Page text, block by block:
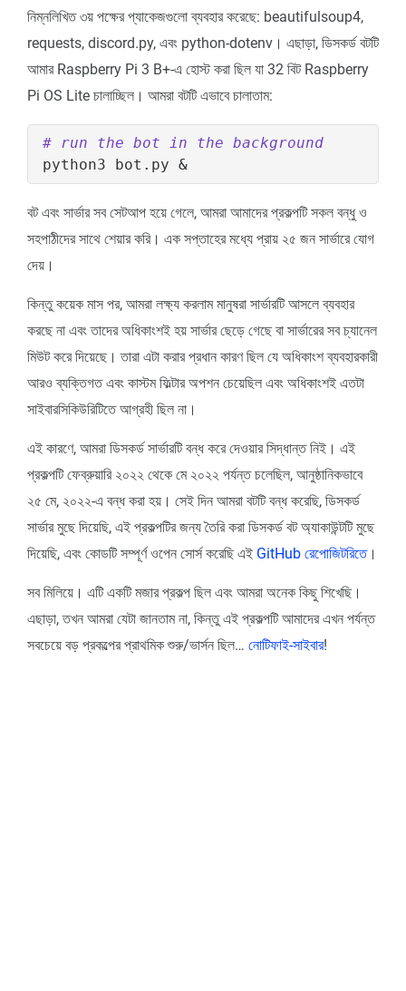
নিম্নলিখিত ৩য় পক্ষের প্যাকেজগুলো ব্যবহার করেছে: beautifulsoup4,
requests, discord.py, এবং python-dotenv। এছাড়া, ডিসকর্ড বটটি
আমার Raspberry Pi 3 B+-এ হোস্ট করা ছিল যা 32 বিট Raspberry
Pi OS Lite চালাচ্ছিল। আমরা বটটি এভাবে চালাতাম:
# run the bot in the background
python3 bot.py &
বট এবং সার্ভার সব সেটআপ হয়ে গেলে, আমরা আমাদের প্রকল্পটি সকল বন্ধু ও
সহপাঠীদের সাথে শেয়ার করি। এক সপ্তাহের মধ্যে প্রায় ২৫ জন সার্ভারে যোগ
দেয়।
কিন্তু কয়েক মাস পর, আমরা লক্ষ্য করলাম মানুষরা সার্ভারটি আসলে ব্যবহার
করছে না এবং তাদের অধিকাংশই হয় সার্ভার ছেড়ে গেছে বা সার্ভারের সব চ্যানেল
মিউট করে দিয়েছে। তারা এটা করার প্রধান কারণ ছিল যে অধিকাংশ ব্যবহারকারী
আরও ব্যক্তিগত এবং কাস্টম ফিল্টার অপশন চেয়েছিল এবং অধিকাংশই এতটা
সাইবারসিকিউরিটিতে আগ্রহী ছিল না।
এই কারণে, আমরা ডিসকর্ড সার্ভারটি বন্ধ করে দেওয়ার সিদ্ধান্ত নিই। এই
প্রকল্পটি ফেব্রুয়ারি ২০২২ থেকে মে ২০২২ পর্যন্ত চলেছিল, আনুষ্ঠানিকভাবে
২৫ মে, ২০২২-এ বন্ধ করা হয়। সেই দিন আমরা বটটি বন্ধ করেছি, ডিসকর্ড
সার্ভার মুছে দিয়েছি, এই প্রকল্পটির জন্য তৈরি করা ডিসকর্ড বট অ্যাকাউন্টটি মুছে
দিয়েছি, এবং কোডটি সম্পূর্ণ ওপেন সোর্স করেছি এই GitHub রেপোজিটরিতে।
সব মিলিয়ে। এটি একটি মজার প্রকল্প ছিল এবং আমরা অনেক কিছু শিখেছি।
এছাড়া, তখন আমরা যেটা জানতাম না, কিন্তু এই প্রকল্পটি আমাদের এখন পর্যন্ত
সবচেয়ে বড় প্রকল্পের প্রাথমিক শুরু/ভার্সন ছিল… নোটিফাই-সাইবার!